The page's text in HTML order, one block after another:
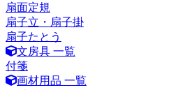
扇面定規
扇子立・扇子掛
扇子たとう
文房具 一覧
付箋
画材用品 一覧